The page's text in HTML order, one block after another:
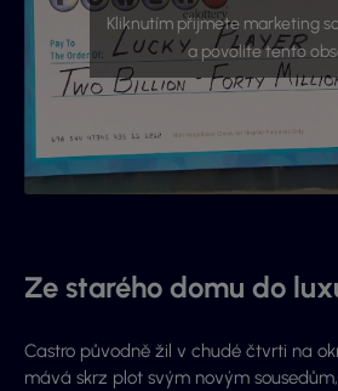
Kliknutím přijmete marketing
a povolíte tento
Ze starého domu do
Castro původně žil v chudé čtvrti na
mává skrz plot svým novým sousedům,